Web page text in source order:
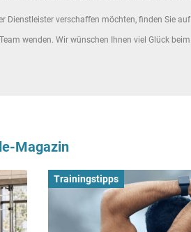
Dienstleister verschaffen möchten, finden Sie
wenden. Wir wünschen Ihnen viel Glück
Magazin
Trainingstipps